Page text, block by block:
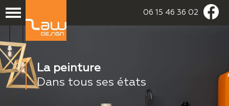
06 15 46 36 02
La peinture
Dans tous ses états